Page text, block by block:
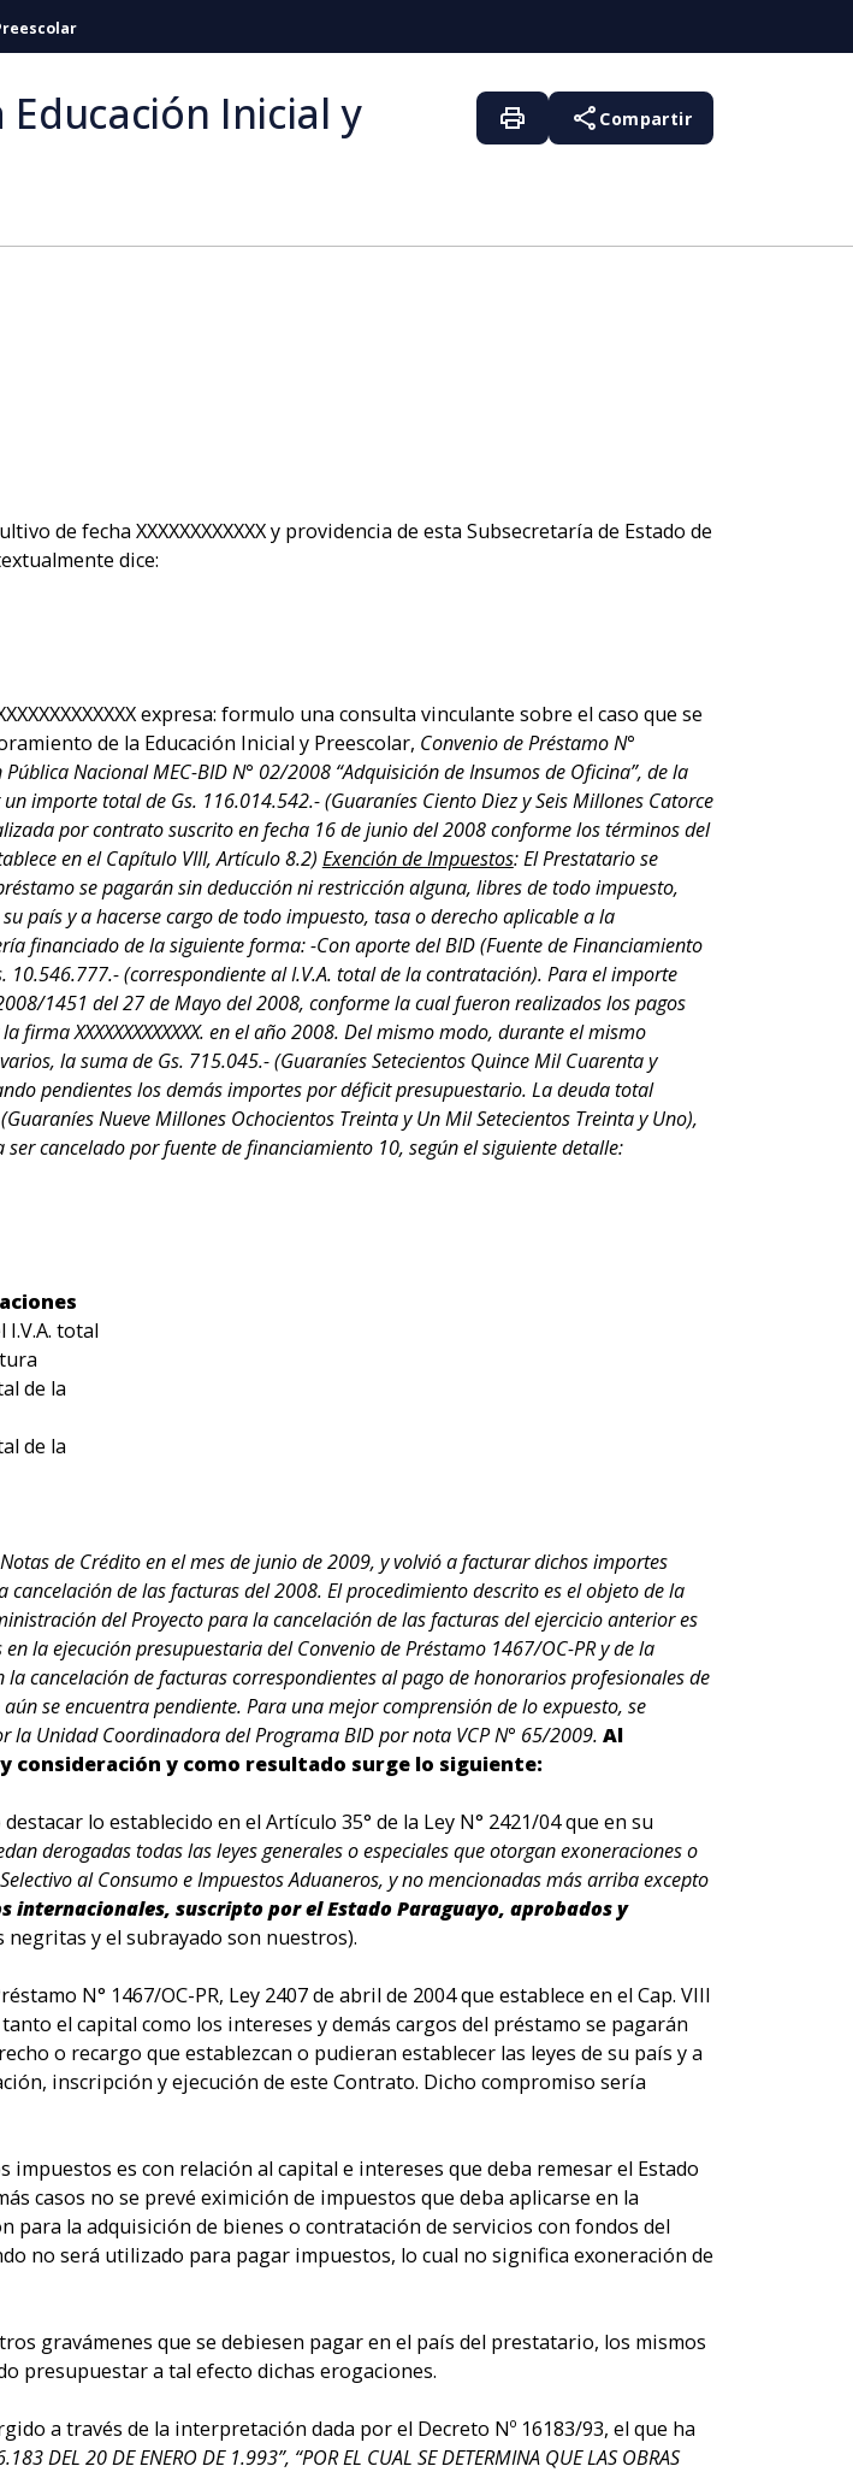
Inicial y print share Compartir
de fecha XXXXXXXXXXXX y providencia de esta Subsecretaría de Estado de
dice:
expresa: formulo una consulta vinculante sobre el caso que se
de la Educación Inicial y Preescolar, Convenio de Préstamo N°
Nacional MEC-BID N° 02/2008 “Adquisición de Insumos de Oficina”, de la
un importe total de Gs. 116.014.542.- (Guaraníes Ciento Diez y Seis Millones Catorce
por contrato suscrito en fecha 16 de junio del 2008 conforme los términos del
en el Capítulo VIII, Artículo 8.2) Exención de Impuestos: El Prestatario se
se pagarán sin deducción ni restricción alguna, libres de todo impuesto,
país y a hacerse cargo de todo impuesto, tasa o derecho aplicable a la
financiado de la siguiente forma: -Con aporte del BID (Fuente de Financiamiento
(correspondiente al I.V.A. total de la contratación). Para el importe
1451 del 27 de Mayo del 2008, conforme la cual fueron realizados los pagos
XXXXXXXXXXXXX. en el año 2008. Del mismo modo, durante el mismo
la suma de Gs. 715.045.- (Guaraníes Setecientos Quince Mil Cuarenta y
pendientes los demás importes por déficit presupuestario. La deuda total
Nueve Millones Ochocientos Treinta y Un Mil Setecientos Treinta y Uno),
cancelado por fuente de financiamiento 10, según el siguiente detalle:
I.V.A. total
de la
de la
de Crédito en el mes de junio de 2009, y volvió a facturar dichos importes
de las facturas del 2008. El procedimiento descrito es el objeto de la
del Proyecto para la cancelación de las facturas del ejercicio anterior es
la ejecución presupuestaria del Convenio de Préstamo 1467/OC-PR y de la
cancelación de facturas correspondientes al pago de honorarios profesionales de
se encuentra pendiente. Para una mejor comprensión de lo expuesto, se
Unidad Coordinadora del Programa BID por nota VCP N° 65/2009. Al
consideración y como resultado surge lo siguiente:
lo establecido en el Artículo 35° de la Ley N° 2421/04 que en su
derogadas todas las leyes generales o especiales que otorgan exoneraciones o
al Consumo e Impuestos Aduaneros, y no mencionadas más arriba excepto
internacionales, suscripto por el Estado Paraguayo, aprobados y
negritas y el subrayado son nuestros).
N° 1467/OC-PR, Ley 2407 de abril de 2004 que establece en el Cap. VIII
el capital como los intereses y demás cargos del préstamo se pagarán
o recargo que establezcan o pudieran establecer las leyes de su país y a
inscripción y ejecución de este Contrato. Dicho compromiso sería
es con relación al capital e intereses que deba remesar el Estado
casos no se prevé eximición de impuestos que deba aplicarse en la
la adquisición de bienes o contratación de servicios con fondos del
no será utilizado para pagar impuestos, lo cual no significa exoneración de
gravámenes que se debiesen pagar en el país del prestatario, los mismos
presupuestar a tal efecto dichas erogaciones.
a través de la interpretación dada por el Decreto Nº 16183/93, el que ha
DEL 20 DE ENERO DE 1.993”, “POR EL CUAL SE DETERMINA QUE LAS OBRAS